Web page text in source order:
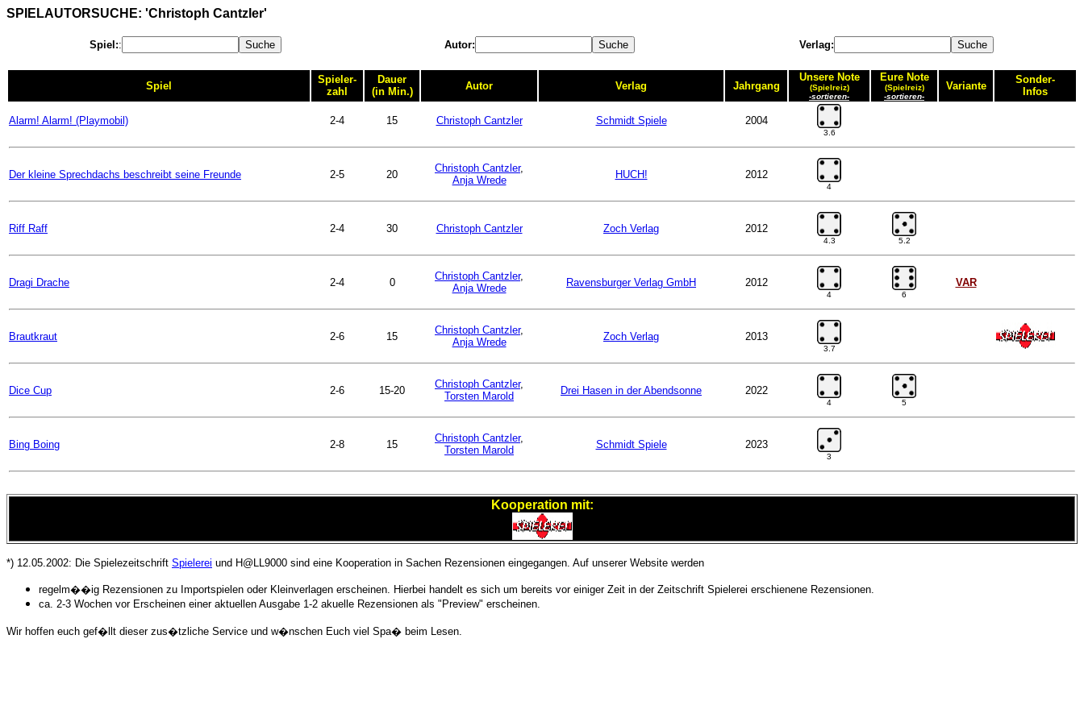
SPIELAUTORSUCHE: 'Christoph Cantzler'
Spiel:: Autor: Verlag:
Spiel
Spieler-
zahl
Dauer
(in Min.)
Autor Verlag Jahrgang
Unsere Note
(Spielreiz)
-sortieren-
Eure Note
(Spielreiz)
-sortieren-
Variante
Sonder-
Infos
Alarm! Alarm! (Playmobil) 2-4 15 Christoph Cantzler Schmidt Spiele 2004
3.6
Der kleine Sprechdachs beschreibt seine Freunde 2-5 20
Christoph Cantzler,
Anja Wrede
HUCH! 2012
4
Riff Raff 2-4 30 Christoph Cantzler Zoch Verlag 2012
4.3 5.2
Dragi Drache 2-4 0
Christoph Cantzler,
Anja Wrede
Ravensburger Verlag GmbH 2012
4 6
VAR
Brautkraut 2-6 15
Christoph Cantzler,
Anja Wrede
Zoch Verlag 2013
3.7
Dice Cup 2-6 15-20
Christoph Cantzler,
Torsten Marold
Drei Hasen in der Abendsonne 2022
4 5
Bing Boing 2-8 15
Christoph Cantzler,
Torsten Marold
Schmidt Spiele 2023
3
Kooperation mit:
*) 12.05.2002: Die Spielezeitschrift Spielerei und H@LL9000 sind eine Kooperation in Sachen Rezensionen eingegangen. Auf unserer Website werden
regelm��ig Rezensionen zu Importspielen oder Kleinverlagen erscheinen. Hierbei handelt es sich um bereits vor einiger Zeit in der Zeitschrift Spielerei erschienene Rezensionen.
ca. 2-3 Wochen vor Erscheinen einer aktuellen Ausgabe 1-2 akuelle Rezensionen als "Preview" erscheinen.
Wir hoffen euch gef�llt dieser zus�tzliche Service und w�nschen Euch viel Spa� beim Lesen.